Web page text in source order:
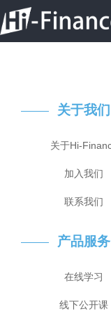
关于我们
关于Hi-
加入我们
联系我们
产品服务
在线学习
线下公开课